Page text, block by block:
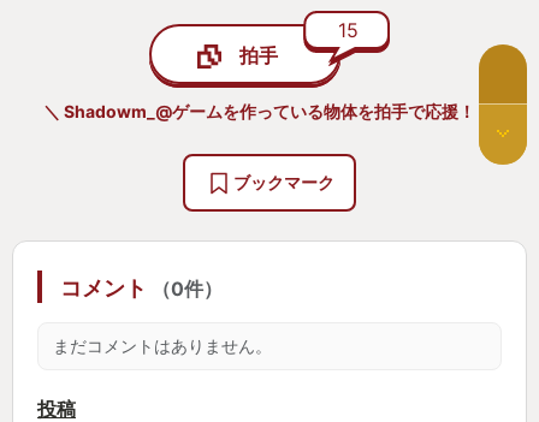
非公式の日本語化Modもあるようですが、
当時の私は翻訳しながら遊んでおりました。
解釈に一部間違いがあったら申し訳ありません
ゲームを起動してすぐに男性の声が聞こえます
『おい、何してるんだ？
さぁ来い！！その目を労働に向けるときが来た！』
日 本 語 音 声 じ ゃ ね ぇ か
日本語非対応だけど何故かメインのナレーションが
めっちゃネイティブな日本語です。手に取るように
俺、このゲーム遊べるかもしれないぜ
拍手
15
＼ Shadowm_@ゲームを作っている物体を拍手で応援！ ／
ブックマーク
コメント （0件）
まだコメントはありません。
投稿